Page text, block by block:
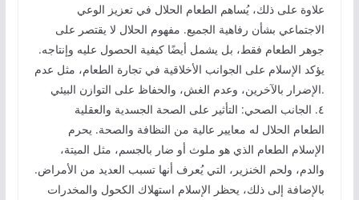
علاوة على ذلك، يُساهم الطعام الحلال في تعزيز الوعي
الاجتماعي بشأن رفاهية الجميع. مفهوم الحلال لا يقتصر على
جوهر الطعام فقط، بل يشمل أيضًا كيفية الحصول عليه وإنتاجه.
يؤكد الإسلام على الجوانب الأخلاقية في تجارة الطعام، مثل عدم
الإضرار بالآخرين، وعدم الغش، والحفاظ على التوازن البيئي.
٤. الجانب الصحي: التأثير على الصحة الجسدية والعقلية
الطعام الحلال له معايير عالية من النظافة والصحة. يحرم
الإسلام الطعام الذي هو ملوث أو ضار بالجسم، مثل الميتة،
والدم، ولحم الخنزير، التي يُعرف أنها تسبب العديد من الأمراض.
بالإضافة إلى ذلك، يحظر الإسلام استهلاك الكحول والمخدرات